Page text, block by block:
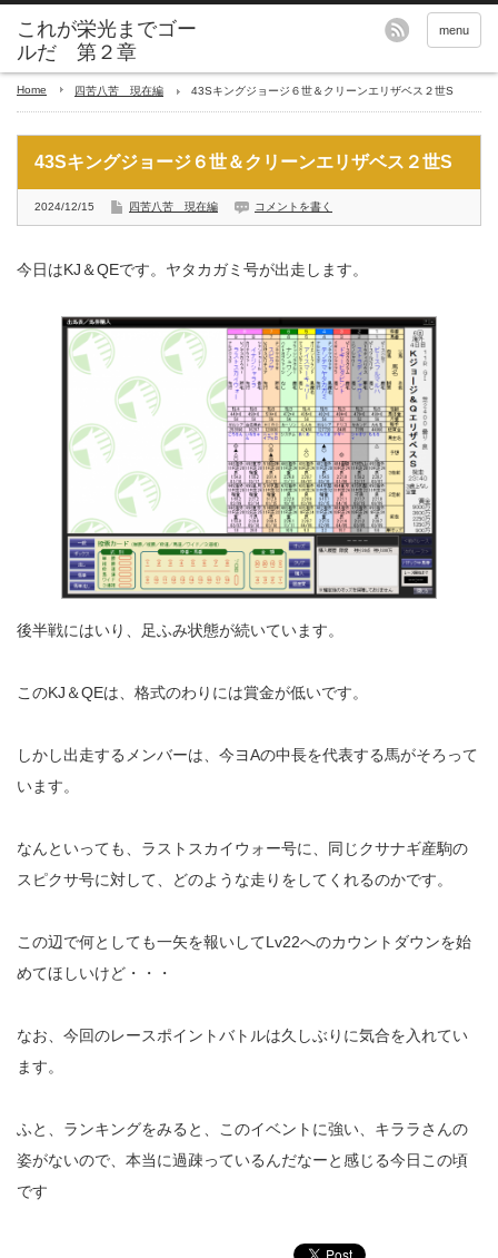
これが栄光までゴー
ルだ 第２章
menu
Home 四苦八苦 現在編 43Sキングジョージ６世＆クリーンエリザベス２世S
43Sキングジョージ６世＆クリーンエリザベス２世S
2024/12/15 四苦八苦 現在編 コメントを書く
今日はKJ＆QEです。ヤタカガミ号が出走します。
後半戦にはいり、足ふみ状態が続いています。
このKJ＆QEは、格式のわりには賞金が低いです。
しかし出走するメンバーは、今ヨAの中長を代表する馬がそろって
います。
なんといっても、ラストスカイウォー号に、同じクサナギ産駒の
スピクサ号に対して、どのような走りをしてくれるのかです。
この辺で何としても一矢を報いしてLv22へのカウントダウンを始
めてほしいけど・・・
なお、今回のレースポイントバトルは久しぶりに気合を入れてい
ます。
ふと、ランキングをみると、このイベントに強い、キララさんの
姿がないので、本当に過疎っているんだなーと感じる今日この頃
です